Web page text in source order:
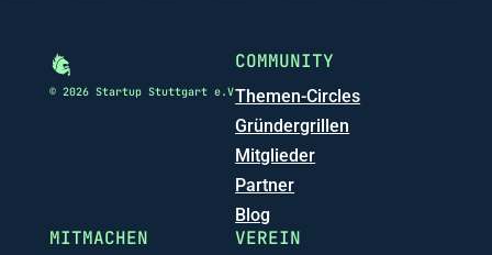
© 2026 Startup Stuttgart e.V
COMMUNITY
Themen-Circles
Gründergrillen
Mitglieder
Partner
Blog
MITMACHEN VEREIN